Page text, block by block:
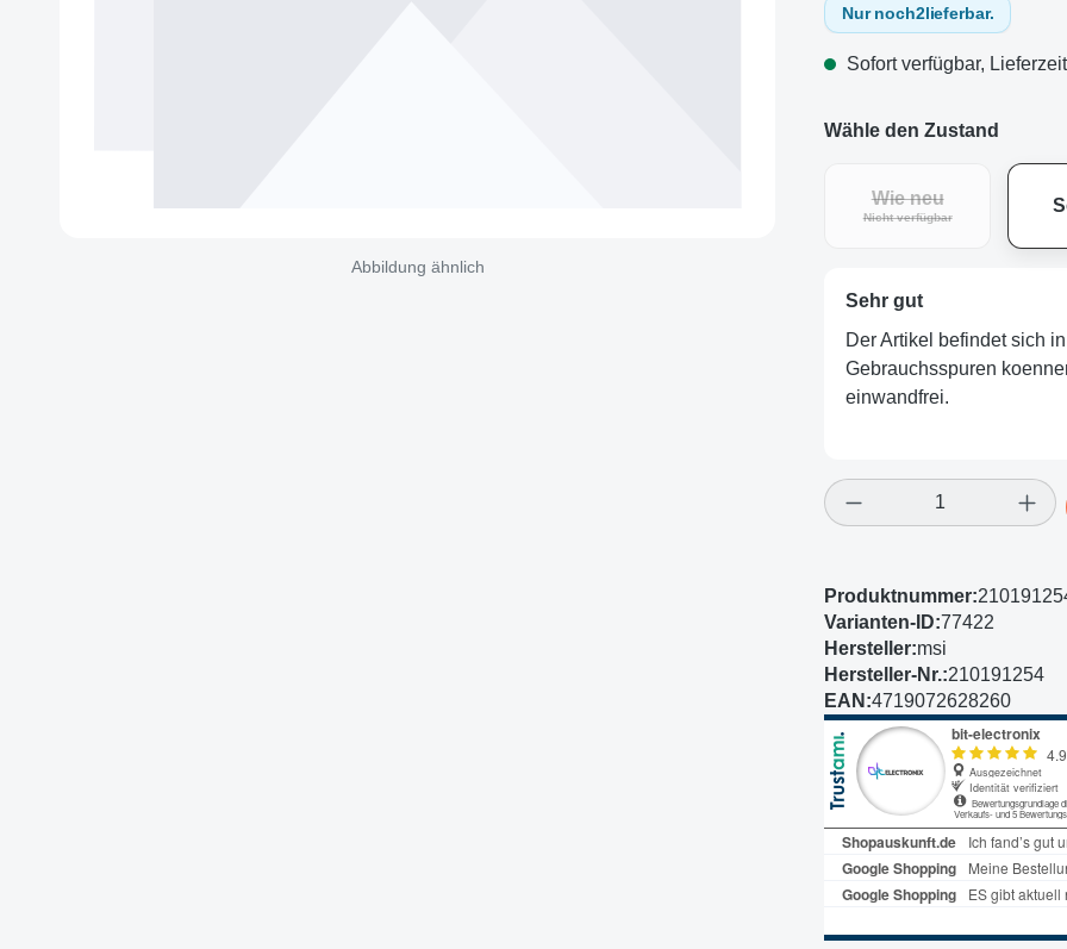
Abbildung ähnlich
Nur noch2lieferbar.
Sofort verfügbar,
Wähle den Zustand
Wie neu
Nicht verfügbar
Sehr gut
Der Artikel befindet sich
Gebrauchsspuren
einwandfrei.
Produkt Anzahl:
Produktnummer:
Varianten-ID:77422
Hersteller:msi
Hersteller-Nr.:210191254
EAN:4719072628260